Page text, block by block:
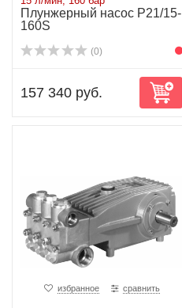
Плунжерный насос P21/15-
160S
(0)
157 340 руб.
избранное сравнить